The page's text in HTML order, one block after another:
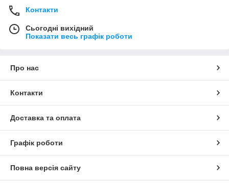
Контакти
Сьогодні вихідний
Показати весь графік роботи
Про нас
Контакти
Доставка та оплата
Графік роботи
Повна версія сайту